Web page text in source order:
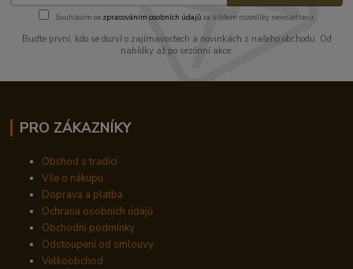
Souhlasím se zpracováním osobních údajůza účelem rozesílky newsletteru.
Buďte první, kdo se dozví o zajímavostech a novinkách z našeho obchodu. Od
nabídky až po sezónní akce.
PRO ZÁKAZNÍKY
Obchod s tradicí
Vše o nákupu
Doprava a platba
Ochrana osobních údajů
Obchodní podmínky
Odstoupení od smlouvy
Velkoobchod